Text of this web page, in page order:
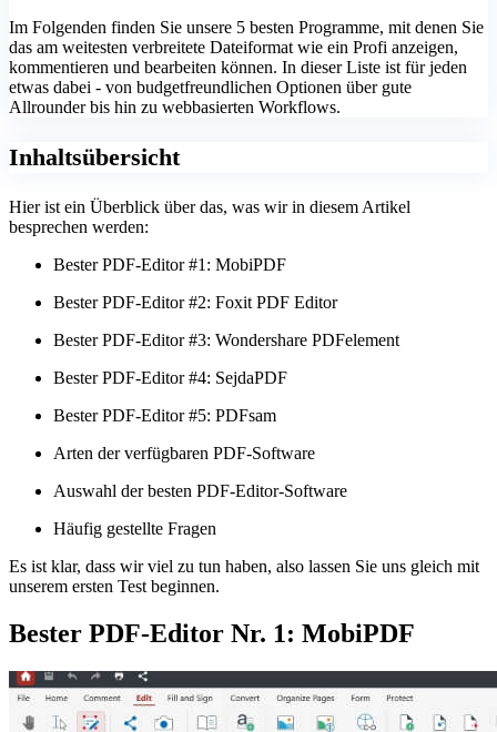
Im Folgenden finden Sie unsere 5 besten Programme, mit denen Sie
das am weitesten verbreitete Dateiformat wie ein Profi anzeigen,
kommentieren und bearbeiten können. In dieser Liste ist für jeden
etwas dabei - von budgetfreundlichen Optionen über gute
Allrounder bis hin zu webbasierten Workflows.
Inhaltsübersicht
Hier ist ein Überblick über das, was wir in diesem Artikel
besprechen werden:
Bester PDF-Editor #1: MobiPDF
Bester PDF-Editor #2: Foxit PDF Editor
Bester PDF-Editor #3: Wondershare PDFelement
Bester PDF-Editor #4: SejdaPDF
Bester PDF-Editor #5: PDFsam
Arten der verfügbaren PDF-Software
Auswahl der besten PDF-Editor-Software
Häufig gestellte Fragen
Es ist klar, dass wir viel zu tun haben, also lassen Sie uns gleich mit
unserem ersten Test beginnen.
Bester PDF-Editor Nr. 1: MobiPDF